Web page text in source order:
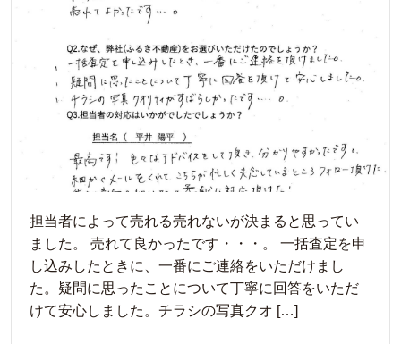
担当者によって売れる売れないが決まると思ってい
ました。 売れて良かったです・・・。 一括査定を申
し込みしたときに、一番にご連絡をいただけまし
た。疑問に思ったことについて丁寧に回答をいただ
けて安心しました。チラシの写真クオ […]